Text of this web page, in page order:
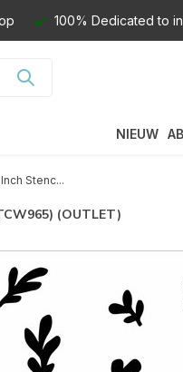
100% Dedicated to
NIEUW AB
Stenc...
(OUTLET)